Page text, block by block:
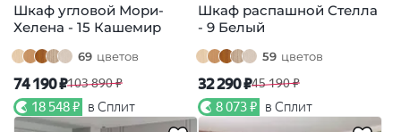
Шкаф угловой Мори-
Хелена - 15 Кашемир
69 цветов
74 190 ₽103 890 ₽
18 548 ₽ в Сплит
Шкаф распашной Стелла
- 9 Белый
59 цветов
32 290 ₽45 190 ₽
8 073 ₽ в Сплит